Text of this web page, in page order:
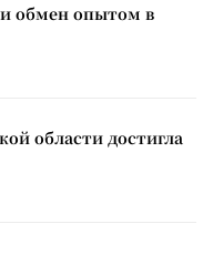
обмен опытом в
области достигла